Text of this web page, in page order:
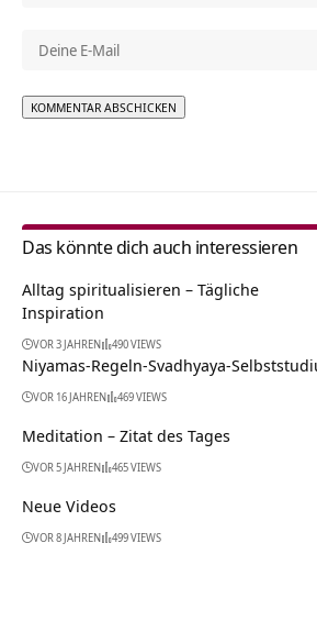
Das könnte dich auch interessieren
Alltag spiritualisieren – Tägliche
Inspiration
VOR 3 JAHREN 490 VIEWS
Niyamas-Regeln-Svadhyaya-
VOR 16 JAHREN 469 VIEWS
Meditation – Zitat des Tages
VOR 5 JAHREN 465 VIEWS
Neue Videos
VOR 8 JAHREN 499 VIEWS